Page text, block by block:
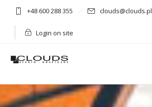
+48 600 288 355 clouds@clouds.pl
Login on site